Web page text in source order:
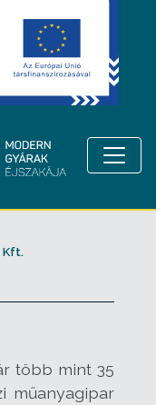
Kft.
több mint 35
műanyagipar